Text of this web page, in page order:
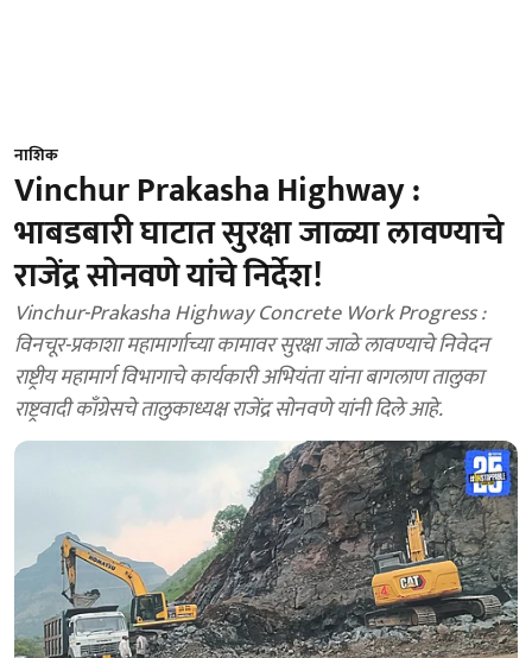
नाशिक
Vinchur Prakasha Highway :
भाबडबारी घाटात सुरक्षा जाळ्या लावण्याचे
राजेंद्र सोनवणे यांचे निर्देश!
Vinchur-Prakasha Highway Concrete Work Progress :
विनचूर-प्रकाशा महामार्गाच्या कामावर सुरक्षा जाळे लावण्याचे निवेदन
राष्ट्रीय महामार्ग विभागाचे कार्यकारी अभियंता यांना बागलाण तालुका
राष्ट्रवादी काँग्रेसचे तालुकाध्यक्ष राजेंद्र सोनवणे यांनी दिले आहे.